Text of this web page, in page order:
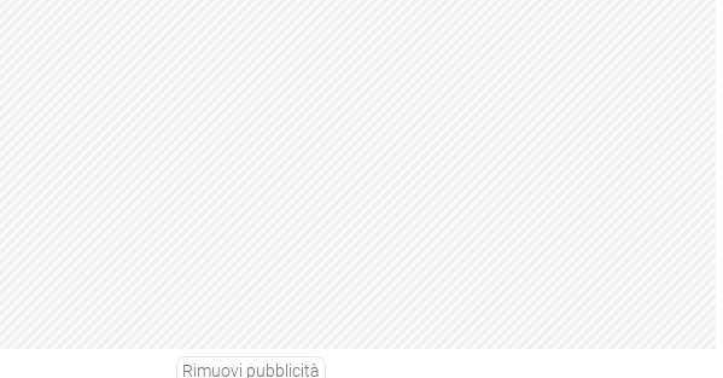
Rimuovi pubblicità